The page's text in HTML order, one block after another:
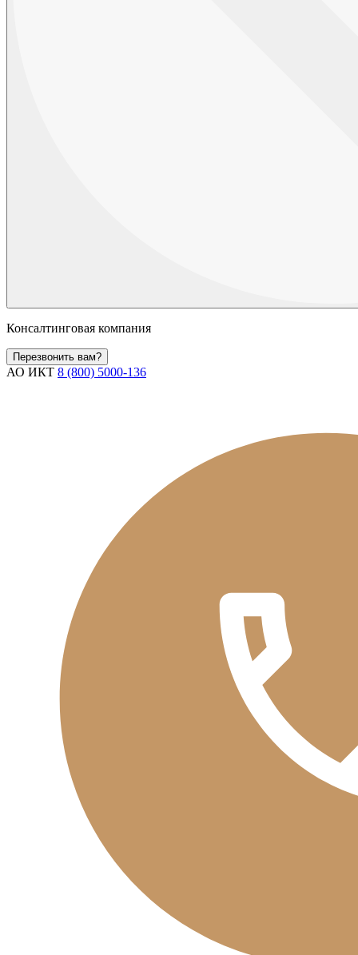
Консалтинговая компания
Перезвонить вам?
АО ИКТ 8 (800) 5000-136